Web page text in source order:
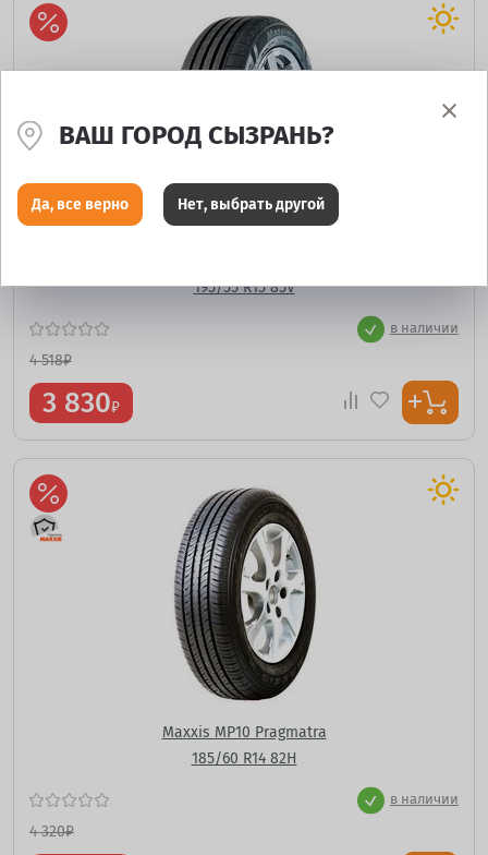
195/55 R15 85V
в наличии
4 518₽
3 830₽
Maxxis MP10 Pragmatra
185/60 R14 82H
в наличии
4 320₽
ВАШ ГОРОД СЫЗРАНЬ?
Да, все верно Нет, выбрать другой